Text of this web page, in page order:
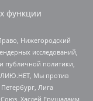
функции
Нижегородский
исследований,
публичной политики,
Мы против
Лига
Хасдей Ерушалаим,